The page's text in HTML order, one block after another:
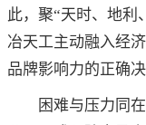
此，聚“天时、地利
冶天工主动融入经
品牌影响力的正确决
困难与压力同